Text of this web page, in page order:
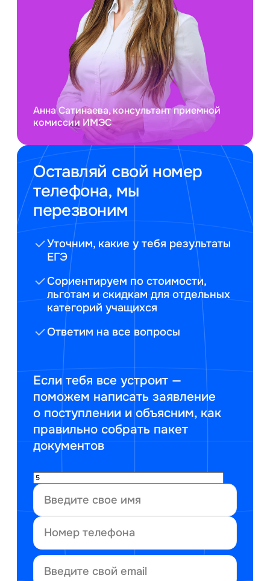
Оставляй свой номер
телефона, мы
перезвоним
Уточним, какие у тебя результаты
ЕГЭ
Сориентируем по стоимости,
льготам и скидкам для отдельных
категорий учащихся
Ответим на все вопросы
Если тебя все устроит —
поможем написать заявление
о поступлении и объясним, как
правильно собрать пакет
документов
Анна Сатинаева, консультант приемной
комиссии ИМЭС